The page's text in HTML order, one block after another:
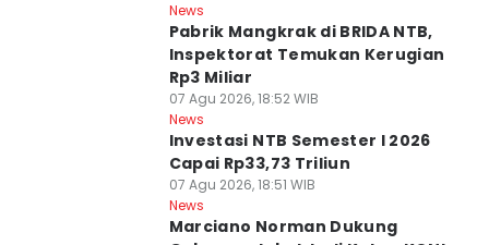
News
Pabrik Mangkrak di BRIDA NTB,
Inspektorat Temukan Kerugian
Rp3 Miliar
07 Agu 2026, 18:52 WIB
News
Investasi NTB Semester I 2026
Capai Rp33,73 Triliun
07 Agu 2026, 18:51 WIB
News
Marciano Norman Dukung